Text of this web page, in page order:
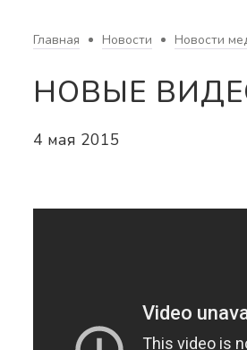
Главная Новости Новости
НОВЫЕ
4 мая 2015